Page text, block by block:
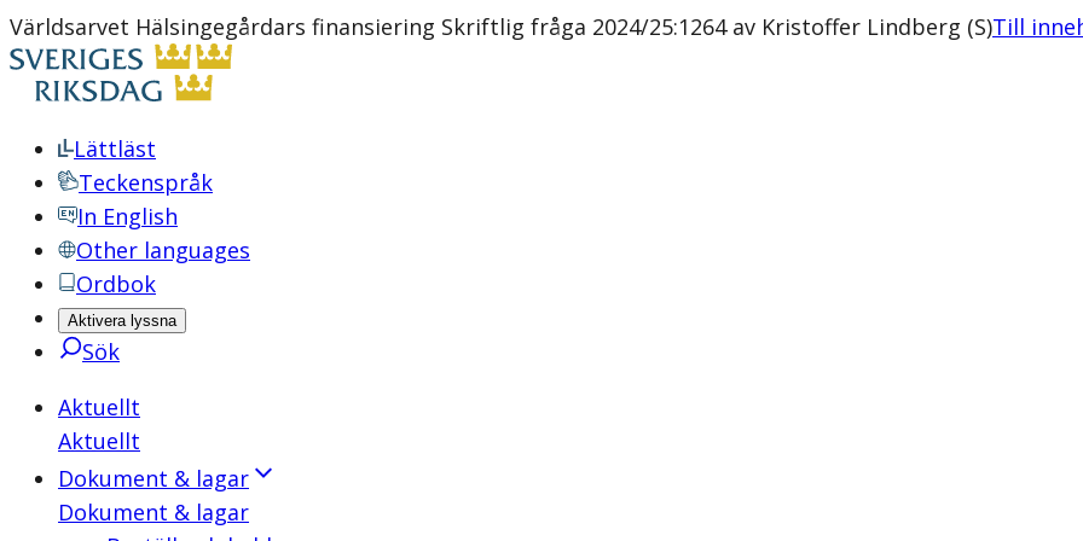
Världsarvet Hälsingegårdars finansiering Skriftlig fråga 2024/25:1264 av Kristoffer Lindberg (S)Till
Lättläst
Teckenspråk
In English
Other languages
Ordbok
Aktivera lyssna
Sök
Aktuellt
Aktuellt
Dokument & lagar
Dokument & lagar